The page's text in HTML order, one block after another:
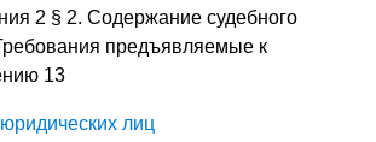
2 § 2. Содержание судебного
предъявляемые к
13
лиц